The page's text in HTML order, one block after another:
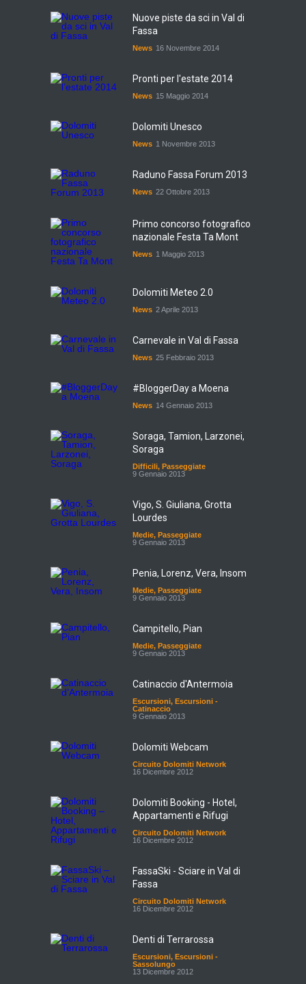
Nuove piste da sci in Val di
Fassa
News 16 Novembre 2014
Pronti per l'estate 2014
News 15 Maggio 2014
Dolomiti Unesco
News 1 Novembre 2013
Raduno Fassa Forum 2013
News 22 Ottobre 2013
Primo concorso fotografico
nazionale Festa Ta Mont
News 1 Maggio 2013
Dolomiti Meteo 2.0
News 2 Aprile 2013
Carnevale in Val di Fassa
News 25 Febbraio 2013
#BloggerDay a Moena
News 14 Gennaio 2013
Soraga, Tamion, Larzonei,
Soraga
Difficili, Passeggiate
9 Gennaio 2013
Vigo, S. Giuliana, Grotta
Lourdes
Medie, Passeggiate
9 Gennaio 2013
Penia, Lorenz, Vera, Insom
Medie, Passeggiate
9 Gennaio 2013
Campitello, Pian
Medie, Passeggiate
9 Gennaio 2013
Catinaccio d'Antermoia
Escursioni, Escursioni -
Catinaccio
9 Gennaio 2013
Dolomiti Webcam
Circuito Dolomiti Network
16 Dicembre 2012
Dolomiti Booking - Hotel,
Appartamenti e Rifugi
Circuito Dolomiti Network
16 Dicembre 2012
FassaSki - Sciare in Val di
Fassa
Circuito Dolomiti Network
16 Dicembre 2012
Denti di Terrarossa
Escursioni, Escursioni -
Sassolungo
13 Dicembre 2012